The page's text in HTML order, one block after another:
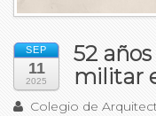
SEP
11
2025
52
militar
Colegio de